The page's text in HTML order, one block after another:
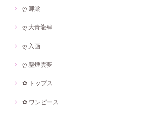
ღ 卿棠
ღ 大青龍肆
ღ 入画
ღ 塵煙雲夢
✿ トップス
✿ ワンピース